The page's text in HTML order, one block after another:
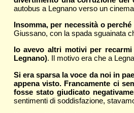
autobus a Legnano verso un
Insomma, per necessità o
Giussano, con la spada sguainata
Io avevo altri motivi per
Legnano). Il motivo era che a
Si era sparsa la voce da noi in
appena visto. Francamente ci
fosse stato giudicato
sentimenti di soddisfazione,